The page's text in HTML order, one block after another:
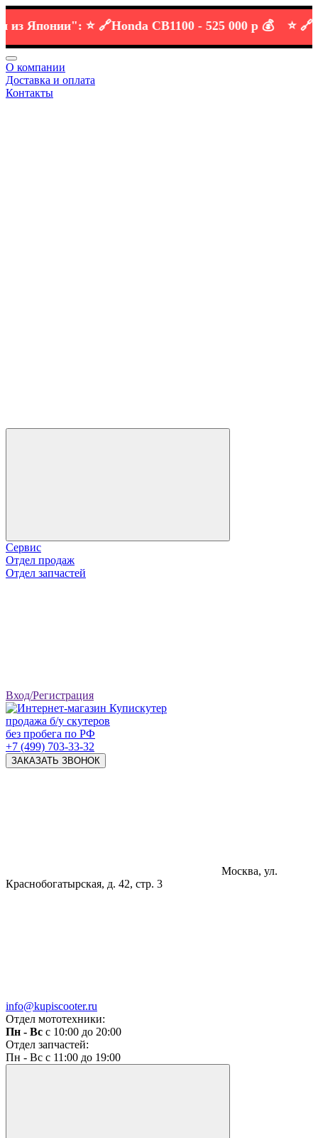
⭐️ 🔗 Honda CB1100 -525 000 р 💰 ⭐️ 🔗
О компании
Доставка и оплата
Контакты
Сервис
Отдел продаж
Отдел запчастей
Вход/Регистрация
продажа б/у скутеров
без пробега по РФ
+7 (499) 703-33-32
ЗАКАЗАТЬ ЗВОНОК
Москва, ул.
Краснобогатырская, д. 42, стр. 3
info@kupiscooter.ru
Отдел мототехники:
Пн - Вс с 10:00 до 20:00
Отдел запчастей:
Пн - Вс с 11:00 до 19:00